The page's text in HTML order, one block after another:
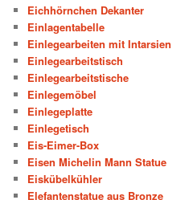
Eichhörnchen Dekanter
Einlagentabelle
Einlegearbeiten mit Intarsien
Einlegearbeitstisch
Einlegearbeitstische
Einlegemöbel
Einlegeplatte
Einlegetisch
Eis-Eimer-Box
Eisen Michelin Mann Statue
Eiskübelkühler
Elefantenstatue aus Bronze